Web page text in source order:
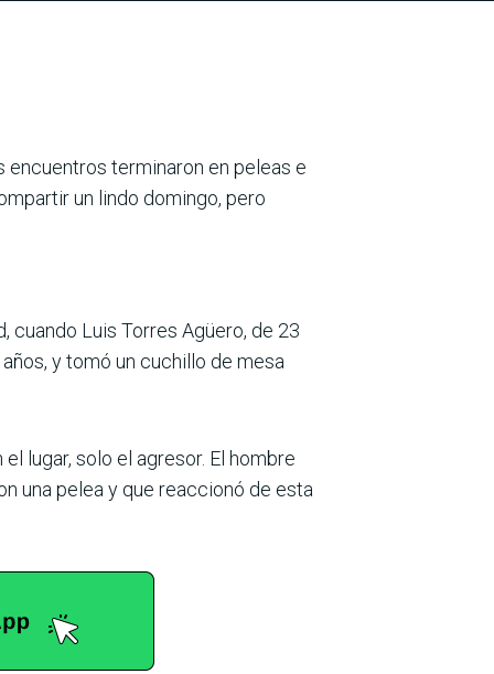
encuentros terminaron en peleas e
un lindo domingo, pero
cuando Luis Torres Agüero, de 23
y tomó un cuchillo de mesa
lugar, solo el agresor. El hombre
una pelea y que reaccionó de esta